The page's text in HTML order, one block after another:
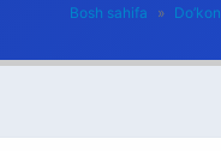
Bosh sahifa » Do’kon